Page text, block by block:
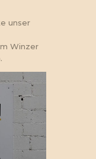
unser
Winzer